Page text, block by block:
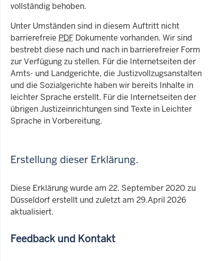
vollständig behoben.
Unter Umständen sind in diesem Auftritt nicht
barrierefreie PDF Dokumente vorhanden. Wir sind
bestrebt diese nach und nach in barrierefreier Form
zur Verfügung zu stellen. Für die Internetseiten der
Amts- und Landgerichte, die Justizvollzugsanstalten
und die Sozialgerichte haben wir bereits Inhalte in
leichter Sprache erstellt. Für die Internetseiten der
übrigen Justizeinrichtungen sind Texte in Leichter
Sprache in Vorbereitung.
Erstellung dieser Erklärung.
Diese Erklärung wurde am 22. September 2020 zu
Düsseldorf erstellt und zuletzt am 29.April 2026
aktualisiert.
Feedback und Kontakt